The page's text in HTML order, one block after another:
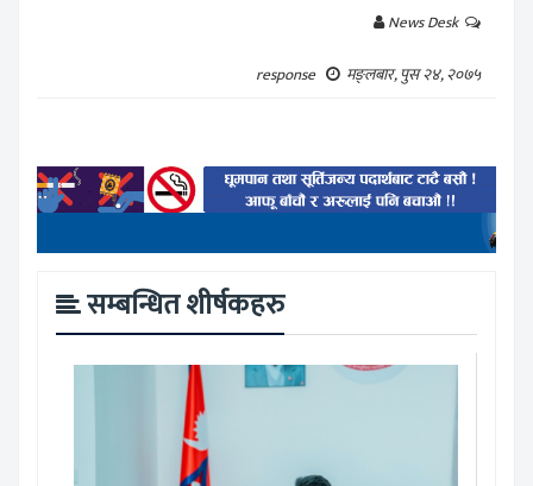
News Desk
response
मङ्लबार, पुस २४, २०७५
सम्बन्धित शीर्षकहरु